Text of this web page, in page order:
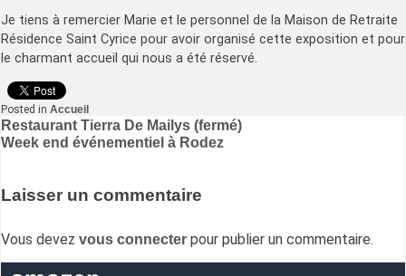
Je tiens à remercier Marie et le personnel de la Maison de Retraite
Résidence Saint Cyrice pour avoir organisé cette exposition et pour
le charmant accueil qui nous a été réservé.
Posted in Accueil
Navigation
de
Restaurant Tierra De Mailys (fermé)
Week end événementiel à Rodez
Laisser un commentaire
Vous devez vous connecter pour publier un commentaire.